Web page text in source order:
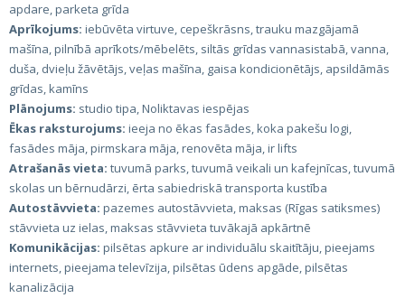
apdare, parketa grīda
Aprīkojums: iebūvēta virtuve, cepeškrāsns, trauku mazgājamā
mašīna, pilnībā aprīkots/mēbelēts, siltās grīdas vannasistabā, vanna,
duša, dvieļu žāvētājs, veļas mašīna, gaisa kondicionētājs, apsildāmās
grīdas, kamīns
Plānojums: studio tipa, Noliktavas iespējas
Ēkas raksturojums: ieeja no ēkas fasādes, koka pakešu logi,
fasādes māja, pirmskara māja, renovēta māja, ir lifts
Atrašanās vieta: tuvumā parks, tuvumā veikali un kafejnīcas, tuvumā
skolas un bērnudārzi, ērta sabiedriskā transporta kustība
Autostāvvieta: pazemes autostāvvieta, maksas (Rīgas satiksmes)
stāvvieta uz ielas, maksas stāvvieta tuvākajā apkārtnē
Komunikācijas: pilsētas apkure ar individuālu skaitītāju, pieejams
internets, pieejama televīzija, pilsētas ūdens apgāde, pilsētas
kanalizācija